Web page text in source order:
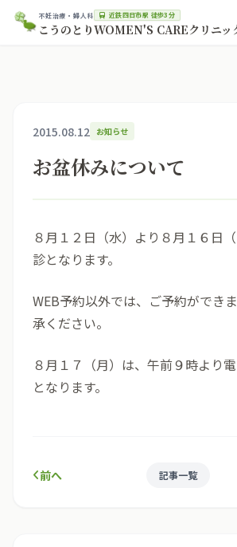
不妊治療・婦人科 近鉄四日市駅 徒歩3分
こうのとりWOMEN'S CAREクリニッ
2015.08.12 お知らせ
お盆休みについて
８月１２日（水）より８月１６日
診となります。
WEB予約以外では、ご予約ができ
承ください。
８月１７（月）は、午前９時より
となります。
前へ 記事一覧